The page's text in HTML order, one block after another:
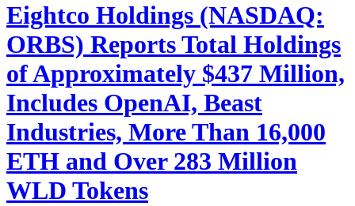
Eightco Holdings (NASDAQ:
ORBS) Reports Total Holdings
of Approximately $437 Million,
Includes OpenAI, Beast
Industries, More Than 16,000
ETH and Over 283 Million
WLD Tokens